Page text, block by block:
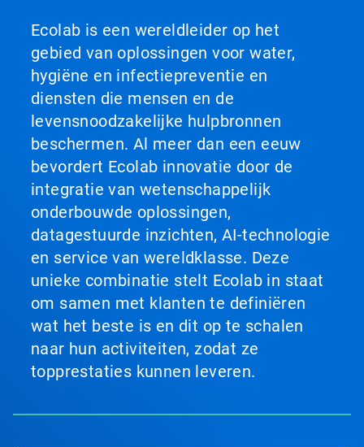
Ecolab is een wereldleider op het
gebied van oplossingen voor water,
hygiëne en infectiepreventie en
diensten die mensen en de
levensnoodzakelijke hulpbronnen
beschermen. Al meer dan een eeuw
bevordert Ecolab innovatie door de
integratie van wetenschappelijk
onderbouwde oplossingen,
datagestuurde inzichten, AI-technologie
en service van wereldklasse. Deze
unieke combinatie stelt Ecolab in staat
om samen met klanten te definiëren
wat het beste is en dit op te schalen
naar hun activiteiten, zodat ze
topprestaties kunnen leveren.